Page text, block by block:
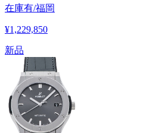
在庫有/福岡
¥1,229,850
新品